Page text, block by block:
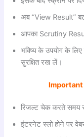
अब “View Result”
आपका Scrutiny
भविष्य के उपयोग के
सुरक्षित रख लें।
रिजल्ट चेक करते समय
इंटरनेट स्लो होने पर